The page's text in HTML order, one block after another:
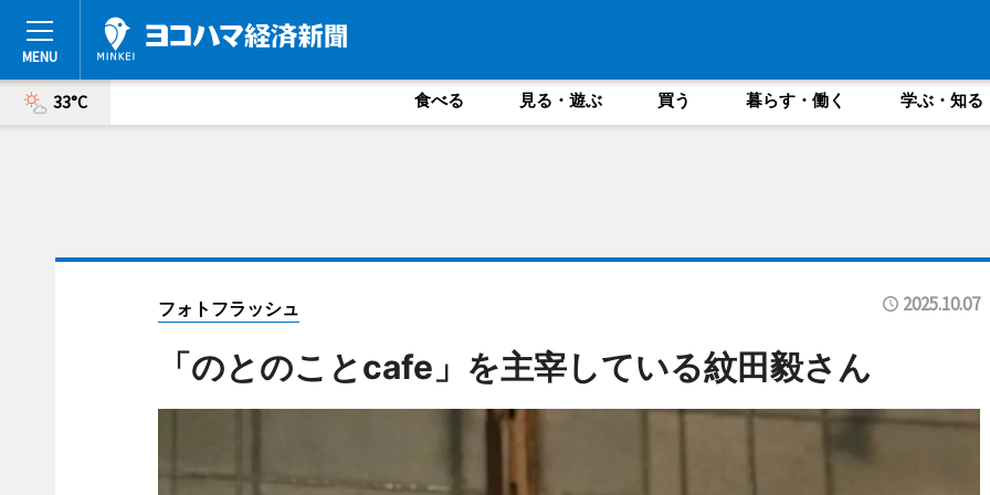
33°C 食べる 見る・遊ぶ 買う 暮らす・働く 学ぶ・知る
フォトフラッシュ 2025.10.07
「のとのことcafe」を主宰している紋田毅さん